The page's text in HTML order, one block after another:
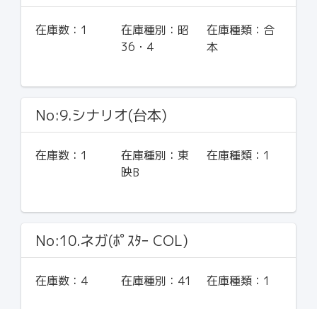
在庫数： 1 在庫種別： 昭
36・4
在庫種類： 合
本
No:9.シナリオ(台本)
在庫数： 1 在庫種別： 東
映B
在庫種類： 1
No:10.ネガ(ﾎﾟｽﾀｰ COL)
在庫数： 4 在庫種別： 41 在庫種類： 1